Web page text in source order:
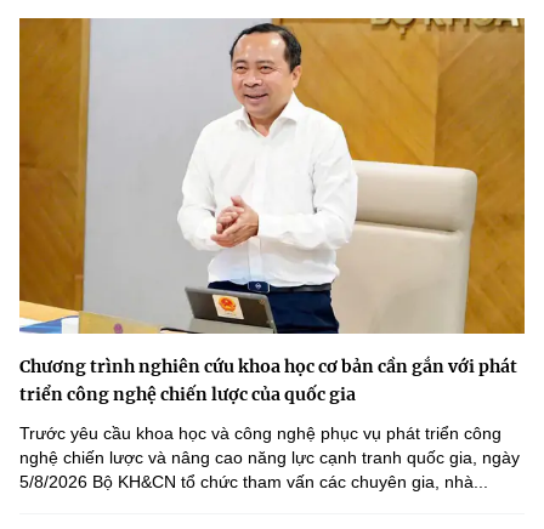
Chương trình nghiên cứu khoa học cơ bản cần gắn với phát
triển công nghệ chiến lược của quốc gia
Trước yêu cầu khoa học và công nghệ phục vụ phát triển công
nghệ chiến lược và nâng cao năng lực cạnh tranh quốc gia, ngày
5/8/2026 Bộ KH&CN tổ chức tham vấn các chuyên gia, nhà...